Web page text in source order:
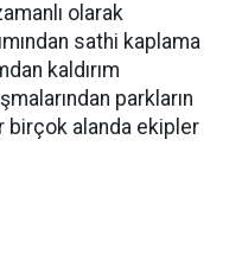
olarak
sathi kaplama
kaldırım
parkların
birçok alanda ekipler